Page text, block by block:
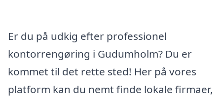
Er du på udkig efter professionel
kontorrengøring i Gudumholm? Du er
kommet til det rette sted! Her på vores
platform kan du nemt finde lokale firmaer,